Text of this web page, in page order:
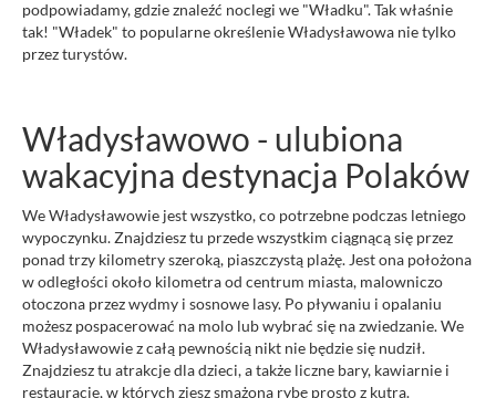
podpowiadamy, gdzie znaleźć noclegi we "Władku". Tak właśnie
tak! "Władek" to popularne określenie Władysławowa nie tylko
przez turystów.
Władysławowo - ulubiona
wakacyjna destynacja Polaków
We Władysławowie jest wszystko, co potrzebne podczas letniego
wypoczynku. Znajdziesz tu przede wszystkim ciągnącą się przez
ponad trzy kilometry szeroką, piaszczystą plażę. Jest ona położona
w odległości około kilometra od centrum miasta, malowniczo
otoczona przez wydmy i sosnowe lasy. Po pływaniu i opalaniu
możesz pospacerować na molo lub wybrać się na zwiedzanie. We
Władysławowie z całą pewnością nikt nie będzie się nudził.
Znajdziesz tu atrakcje dla dzieci, a także liczne bary, kawiarnie i
restauracje, w których zjesz smażoną rybę prosto z kutra.